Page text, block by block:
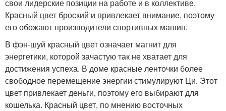
свои лидерские позиции на работе и в коллективе.
Красный цвет броский и привлекает внимание, поэтому
его обожают производители спортивных машин.
В фэн-шуй красный цвет означает магнит для
энергетики, которой зачастую так не хватает для
достижения успеха. В доме красные ленточки более
свободное перемещение энергии стимулируют Ци. Этот
цвет привлекает деньги, поэтому его выбирают для
кошелька. Красный цвет, по мнению восточных